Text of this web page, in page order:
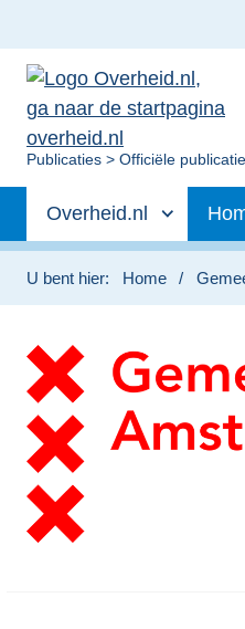
U
Publicaties Officiële
Primaire
navigatie
Andere
sites
binnen
Overheid.nl
U bent hier: Home